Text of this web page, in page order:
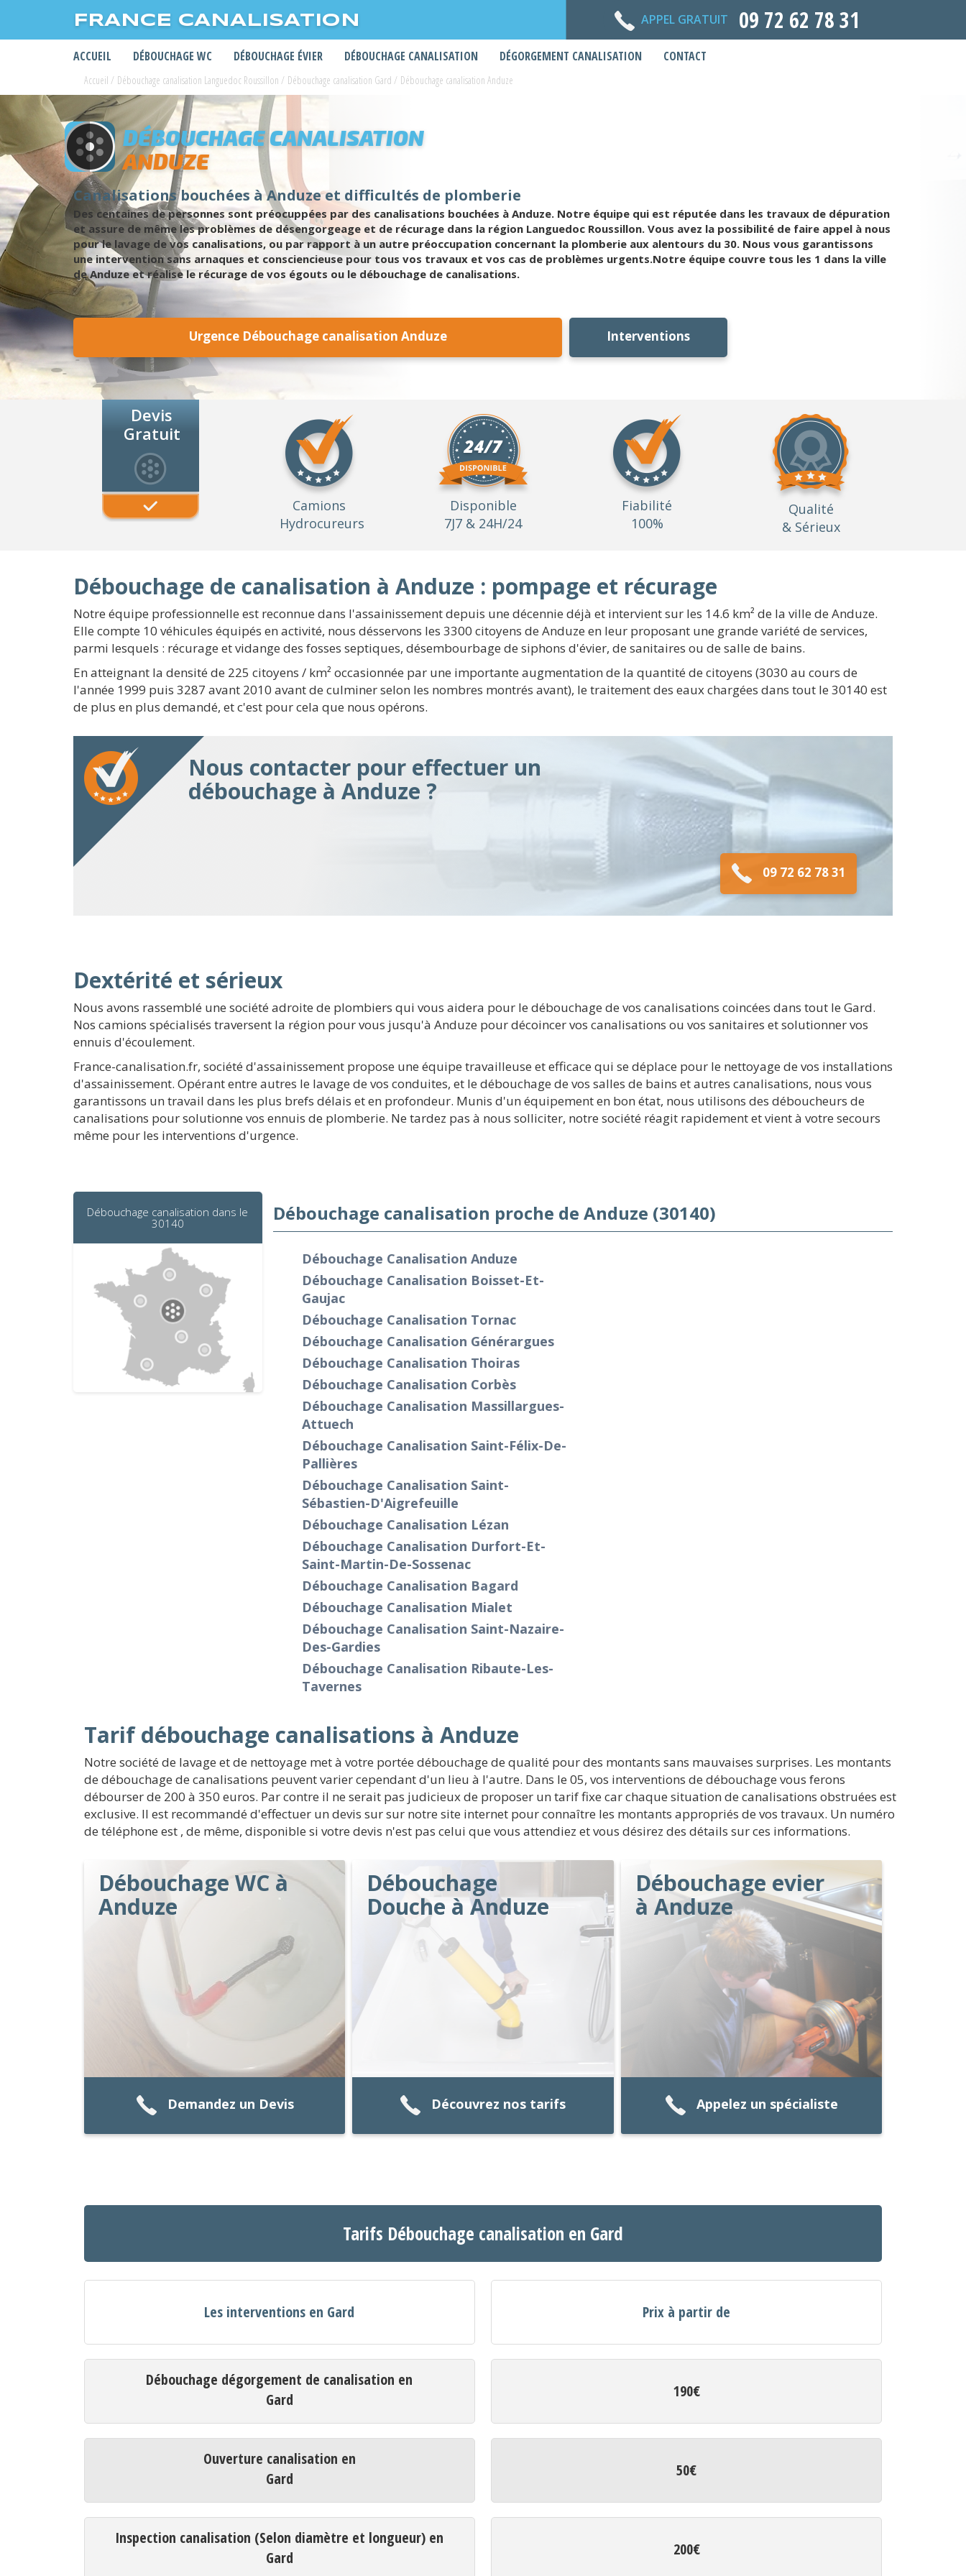
FRANCE CANALISATION APPEL GRATUIT 09 72 62 78 31
ACCUEIL DÉBOUCHAGE WC DÉBOUCHAGE ÉVIER DÉBOUCHAGE CANALISATION DÉGORGEMENT CANALISATION CONTACT
Accueil / Débouchage canalisation Languedoc Roussillon / Débouchage canalisation Gard / Débouchage canalisation Anduze
DÉBOUCHAGE CANALISATION
ANDUZE
Canalisations bouchées à Anduze et difficultés de plomberie
Des centaines de personnes sont préocuppées par des canalisations bouchées à Anduze. Notre équipe qui est réputée dans les travaux de dépuration
et assure de même les problèmes de désengorgeage et de récurage dans la région Languedoc Roussillon. Vous avez la possibilité de faire appel à nous
pour le lavage de vos canalisations, ou par rapport à un autre préoccupation concernant la plomberie aux alentours du 30. Nous vous garantissons
une intervention sans arnaques et consciencieuse pour tous vos travaux et vos cas de problèmes urgents.Notre équipe couvre tous les 1 dans la ville
de Anduze et réalise le récurage de vos égouts ou le débouchage de canalisations.
Urgence Débouchage canalisation Anduze Interventions
Devis
Gratuit
Camions
Hydrocureurs
Disponible
7J7 & 24H/24
Fiabilité
100%
Qualité
& Sérieux
Débouchage de canalisation à Anduze : pompage et récurage
Notre équipe professionnelle est reconnue dans l'assainissement depuis une décennie déjà et intervient sur les 14.6 km² de la ville de Anduze.
Elle compte 10 véhicules équipés en activité, nous désservons les 3300 citoyens de Anduze en leur proposant une grande variété de services,
parmi lesquels : récurage et vidange des fosses septiques, désembourbage de siphons d'évier, de sanitaires ou de salle de bains.
En atteignant la densité de 225 citoyens / km² occasionnée par une importante augmentation de la quantité de citoyens (3030 au cours de
l'année 1999 puis 3287 avant 2010 avant de culminer selon les nombres montrés avant), le traitement des eaux chargées dans tout le 30140 est
de plus en plus demandé, et c'est pour cela que nous opérons.
Nous contacter pour effectuer un
débouchage à Anduze ?
09 72 62 78 31
Dextérité et sérieux
Nous avons rassemblé une société adroite de plombiers qui vous aidera pour le débouchage de vos canalisations coincées dans tout le Gard.
Nos camions spécialisés traversent la région pour vous jusqu'à Anduze pour décoincer vos canalisations ou vos sanitaires et solutionner vos
ennuis d'écoulement.
France-canalisation.fr, société d'assainissement propose une équipe travailleuse et efficace qui se déplace pour le nettoyage de vos installations
d'assainissement. Opérant entre autres le lavage de vos conduites, et le débouchage de vos salles de bains et autres canalisations, nous vous
garantissons un travail dans les plus brefs délais et en profondeur. Munis d'un équipement en bon état, nous utilisons des déboucheurs de
canalisations pour solutionne vos ennuis de plomberie. Ne tardez pas à nous solliciter, notre société réagit rapidement et vient à votre secours
même pour les interventions d'urgence.
Débouchage canalisation dans le
30140
Débouchage canalisation proche de Anduze (30140)
Débouchage Canalisation Anduze
Débouchage Canalisation Boisset-Et-
Gaujac
Débouchage Canalisation Tornac
Débouchage Canalisation Générargues
Débouchage Canalisation Thoiras
Débouchage Canalisation Corbès
Débouchage Canalisation Massillargues-
Attuech
Débouchage Canalisation Saint-Félix-De-
Pallières
Débouchage Canalisation Saint-
Sébastien-D'Aigrefeuille
Débouchage Canalisation Lézan
Débouchage Canalisation Durfort-Et-
Saint-Martin-De-Sossenac
Débouchage Canalisation Bagard
Débouchage Canalisation Mialet
Débouchage Canalisation Saint-Nazaire-
Des-Gardies
Débouchage Canalisation Ribaute-Les-
Tavernes
Tarif débouchage canalisations à Anduze
Notre société de lavage et de nettoyage met à votre portée débouchage de qualité pour des montants sans mauvaises surprises. Les montants
de débouchage de canalisations peuvent varier cependant d'un lieu à l'autre. Dans le 05, vos interventions de débouchage vous ferons
débourser de 200 à 350 euros. Par contre il ne serait pas judicieux de proposer un tarif fixe car chaque situation de canalisations obstruées est
exclusive. Il est recommandé d'effectuer un devis sur sur notre site internet pour connaître les montants appropriés de vos travaux. Un numéro
de téléphone est , de même, disponible si votre devis n'est pas celui que vous attendiez et vous désirez des détails sur ces informations.
Débouchage WC à
Anduze
Demandez un Devis
Débouchage
Douche à Anduze
Découvrez nos tarifs
Débouchage evier
à Anduze
Appelez un spécialiste
Tarifs Débouchage canalisation en Gard
Les interventions en Gard Prix à partir de
Débouchage dégorgement de canalisation en
Gard
190€
Ouverture canalisation en
Gard
50€
Inspection canalisation (Selon diamètre et longueur) en
Gard
200€